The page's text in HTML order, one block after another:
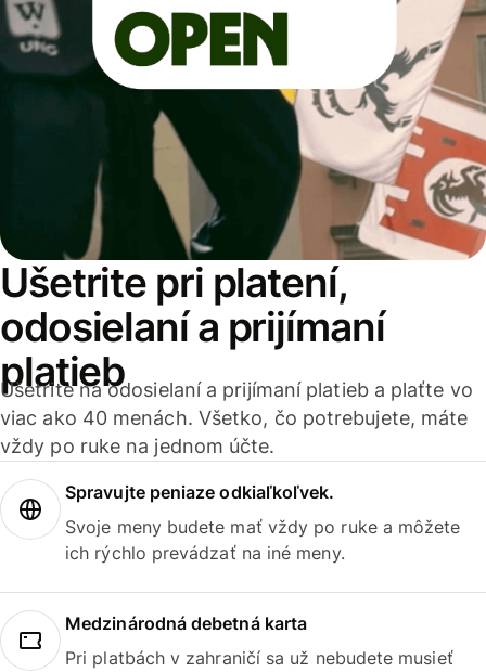
Ušetrite pri platení,
odosielaní a prijímaní
platieb
Ušetrite na odosielaní a prijímaní platieb a plaťte vo
viac ako 40 menách. Všetko, čo potrebujete, máte
vždy po ruke na jednom účte.
Spravujte peniaze odkiaľkoľvek.
Svoje meny budete mať vždy po ruke a môžete
ich rýchlo prevádzať na iné meny.
Medzinárodná debetná karta
Pri platbách v zahraničí sa už nebudete musieť